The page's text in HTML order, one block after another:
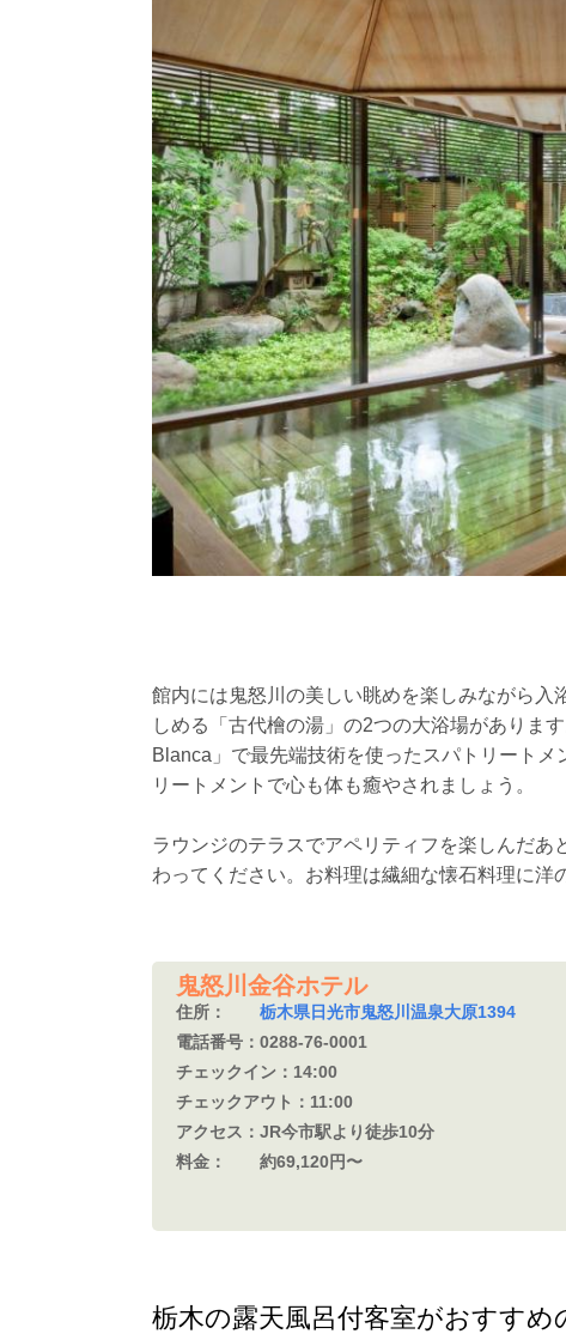
館内には鬼怒川の美しい眺めを楽しみながら
しめる「古代檜の湯」の2つの大浴場がありま
Blanca」で最先端技術を使ったスパトリート
リートメントで心も体も癒やされましょう。
ラウンジのテラスでアペリティフを楽しんだ
わってください。お料理は繊細な懐石料理に洋
鬼怒川金谷ホテル
住所：
栃木県日光市鬼怒川温泉大原1394
電話番号： 0288-76-0001
チェックイン： 14:00
チェックアウト： 11:00
アクセス： JR今市駅より徒歩10分
料金：
約69,120円〜
栃木の露天風呂付客室がおすす